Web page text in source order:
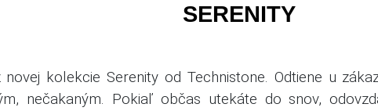
SERENITY
kolekcie Serenity od Technistone. Odtiene u
nečakaným. Pokiaľ občas utekáte do snov,